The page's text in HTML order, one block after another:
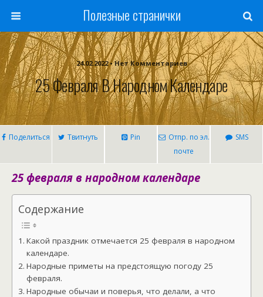
Полезные странички
24.02.2022 • Нет Комментариев
25 Февраля В Народном Календаре
Поделиться Твитнуть Pin
Отпр. по эл.
почте
SMS
25 февраля в народном календаре
Содержание
Какой праздник отмечается 25 февраля в народном
календаре.
Народные приметы на предстоящую погоду 25
февраля.
Народные обычаи и поверья, что делали, а что